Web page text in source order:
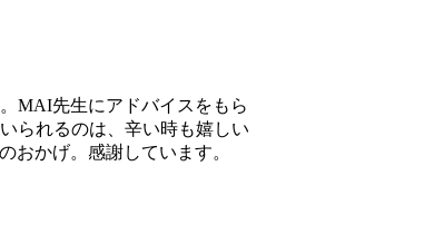
MAI先生にアドバイスをもら
られるのは、辛い時も嬉しい
おかげ。感謝しています。